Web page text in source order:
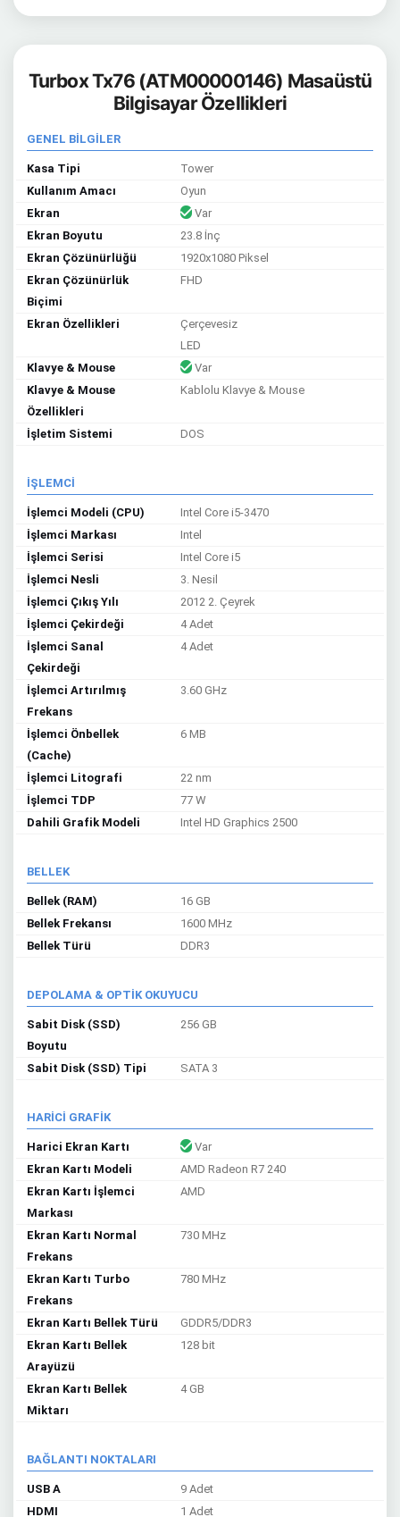
Turbox Tx76 (ATM00000146) Masaüstü
Bilgisayar Özellikleri
GENEL BİLGİLER
Kasa Tipi
Tower
Kullanım Amacı
Oyun
Ekran
Var
Ekran Boyutu
23.8 İnç
Ekran Çözünürlüğü
1920x1080 Piksel
Ekran Çözünürlük
Biçimi
FHD
Ekran Özellikleri
Çerçevesiz
LED
Klavye & Mouse
Var
Klavye & Mouse
Özellikleri
Kablolu Klavye & Mouse
İşletim Sistemi DOS
İŞLEMCİ
İşlemci Modeli (CPU)
Intel Core i5-3470
İşlemci Markası
Intel
İşlemci Serisi
Intel Core i5
İşlemci Nesli
3. Nesil
İşlemci Çıkış Yılı
2012 2. Çeyrek
İşlemci Çekirdeği
4 Adet
İşlemci Sanal
Çekirdeği
4 Adet
İşlemci Artırılmış
Frekans
3.60 GHz
İşlemci Önbellek
(Cache)
6 MB
İşlemci Litografi
22 nm
İşlemci TDP
77 W
Dahili Grafik Modeli
Intel HD Graphics 2500
BELLEK
Bellek (RAM)
16 GB
Bellek Frekansı
1600 MHz
Bellek Türü
DDR3
DEPOLAMA & OPTİK OKUYUCU
Sabit Disk (SSD)
Boyutu
256 GB
Sabit Disk (SSD) Tipi SATA 3
HARİCİ GRAFİK
Harici Ekran Kartı
Var
Ekran Kartı Modeli
AMD Radeon R7 240
Ekran Kartı İşlemci
Markası
AMD
Ekran Kartı Normal
Frekans
730 MHz
Ekran Kartı Turbo
Frekans
780 MHz
Ekran Kartı Bellek Türü
GDDR5/DDR3
Ekran Kartı Bellek
Arayüzü
128 bit
Ekran Kartı Bellek
Miktarı
4 GB
BAĞLANTI NOKTALARI
USB A
9 Adet
HDMI
1 Adet